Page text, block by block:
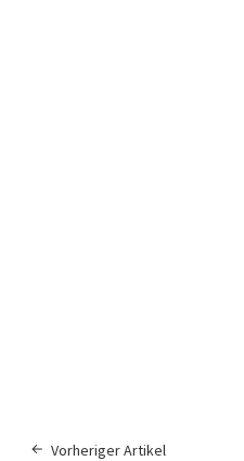
Vorheriger Artikel